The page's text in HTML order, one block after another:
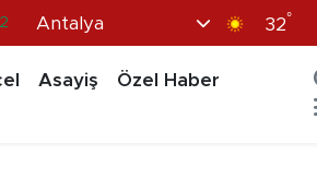
Antalya 32°
Asayiş
Özel Haber